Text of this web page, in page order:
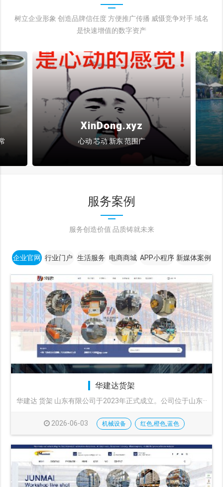
树立企业形象 创造品牌信任度 方便推广传播 威慑竞争对手 域名
是快速增值的数字资产
围广
JianYou.xyz
简游 旅游类网站
服务案例
服务创造价值 品质铸就未来
企业官网 行业门户 生活服务 电商商城 APP小程序 新媒体案例
华建达货架
华建达 货架 山东有限公司于2023年正式成立。公司位于山东···
2026-06-03 机械设备 红色,橙色,蓝色